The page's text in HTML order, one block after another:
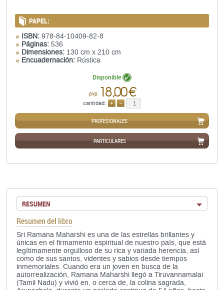
PAPEL:
ISBN: 978-84-10409-82-8
Páginas: 536
Dimensiones: 130 cm x 210 cm
Encuadernación: Rústica
Disponible
pvp. 18,00 €
cantidad:
PROFESIONALES
PARTICULARES
RESUMEN
Resumen del libro
Sri Ramana Maharshi es una de las estrellas brillantes y
únicas en el firmamento espiritual de nuestro país, que está
legítimamente orgulloso de su rica y variada herencia, así
como de sus santos, videntes y sabios desde tiempos
inmemoriales. Cuando era un joven en busca de la
autorrealización, Ramana Maharshi llegó a Tiruvannamalai
(Tamil Nadu) y vivió en, o cerca de, la colina sagrada,